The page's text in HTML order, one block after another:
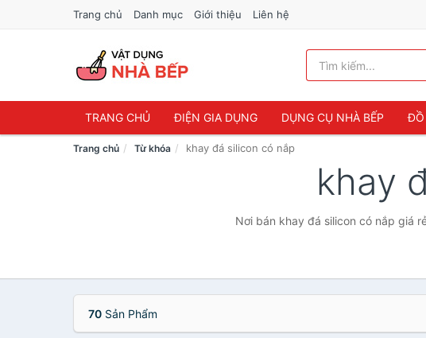
Trang chủ Danh mục Giới thiệu Liên hệ
TRANG CHỦ ĐIỆN GIA DỤNG DỤNG CỤ NHÀ BẾP ĐỒ
Trang chủ Từ khóa khay đá silicon có nắp
khay
Nơi bán khay đá silicon có nắp giá
70 Sản Phẩm